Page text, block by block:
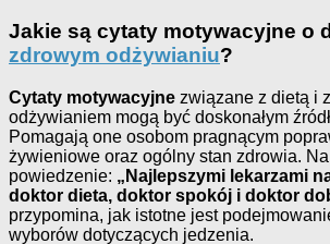
Jakie są cytaty motywacyjne o
zdrowym odżywianiu?
Cytaty motywacyjne związane z dietą i
odżywianiem mogą być doskonałym
Pomagają one osobom pragnącym
żywieniowe oraz ogólny stan zdrowia. Na
powiedzenie: „Najlepszymi lekarzami
doktor dieta, doktor spokój i doktor
przypomina, jak istotne jest
wyborów dotyczących jedzenia.